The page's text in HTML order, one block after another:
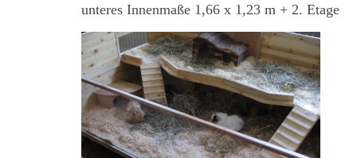
unteres Innenmaße 1,66 x 1,23 m + 2. Etage